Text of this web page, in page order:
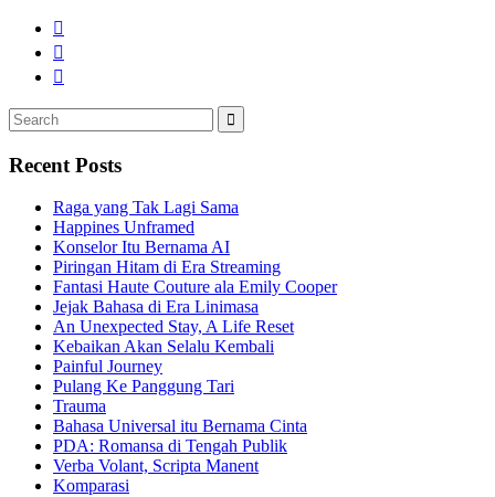
Search
for:
Recent Posts
Raga yang Tak Lagi Sama
Happines Unframed
Konselor Itu Bernama AI
Piringan Hitam di Era Streaming
Fantasi Haute Couture ala Emily Cooper
Jejak Bahasa di Era Linimasa
An Unexpected Stay, A Life Reset
Kebaikan Akan Selalu Kembali
Painful Journey
Pulang Ke Panggung Tari
Trauma
Bahasa Universal itu Bernama Cinta
PDA: Romansa di Tengah Publik
Verba Volant, Scripta Manent
Komparasi